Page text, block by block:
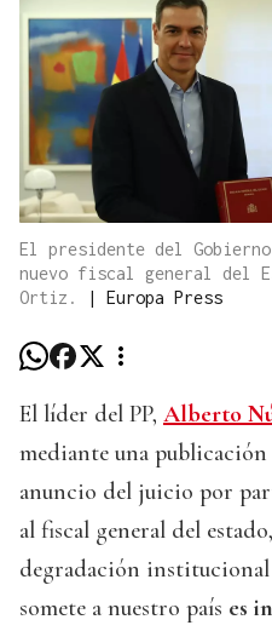
El presidente del
nuevo fiscal general del
Ortiz.
| Europa Press
El líder del PP, Alberto
mediante una
anuncio del juicio por
al fiscal general del estado,
degradación institucional
somete a nuestro país es